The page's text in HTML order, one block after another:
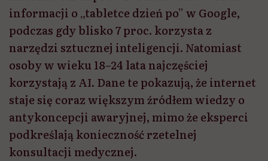
informacji o „tabletce dzień po” w Google,
podczas gdy blisko 7 proc. korzysta z
narzędzi sztucznej inteligencji. Natomiast
osoby w wieku 18–24 lata najczęściej
korzystają z AI. Dane te pokazują, że internet
staje się coraz większym źródłem wiedzy o
antykoncepcji awaryjnej, mimo że eksperci
podkreślają konieczność rzetelnej
konsultacji medycznej.